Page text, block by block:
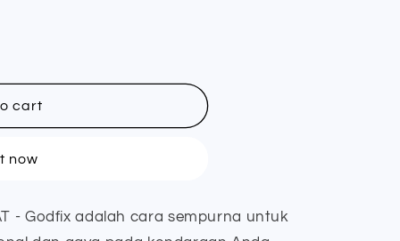
cart
now
- Godfix adalah cara sempurna untuk